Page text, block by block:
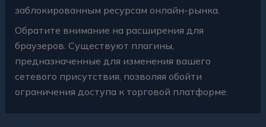
заблокированным ресурсам онлайн-рынка.
Обратите внимание на расширения для
браузеров. Существуют плагины,
предназначенные для изменения вашего
сетевого присутствия, позволяя обойти
ограничения доступа к торговой платформе.